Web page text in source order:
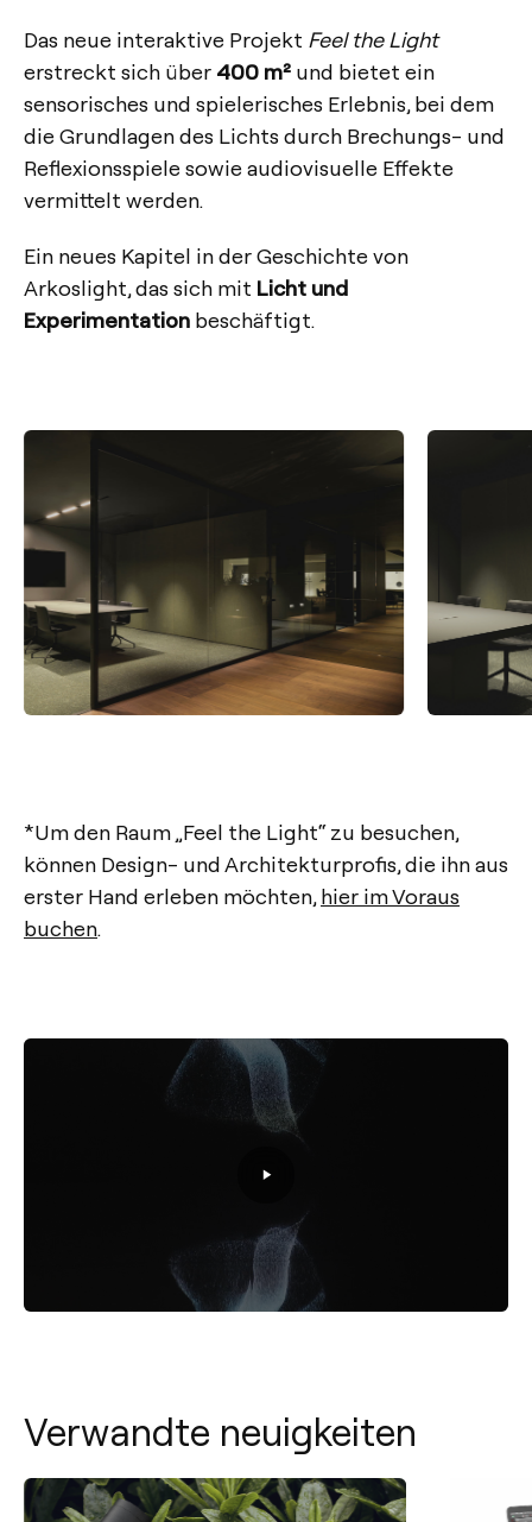
Das neue interaktive Projekt Feel the Light
erstreckt sich über 400 m² und bietet ein
sensorisches und spielerisches Erlebnis, bei dem
die Grundlagen des Lichts durch Brechungs- und
Reflexionsspiele sowie audiovisuelle Effekte
vermittelt werden.
Ein neues Kapitel in der Geschichte von
Arkoslight, das sich mit Licht und
Experimentation beschäftigt.
*Um den Raum „Feel the Light“ zu besuchen,
können Design- und Architekturprofis, die ihn aus
erster Hand erleben möchten,hier im Voraus
buchen.
Verwandte neuigkeiten